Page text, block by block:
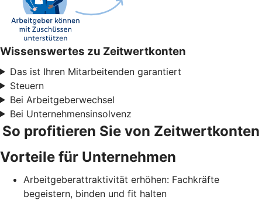
Wissenswertes zu Zeitwertkonten
Das ist Ihren Mitarbeitenden garantiert
Steuern
Bei Arbeitgeberwechsel
Bei Unternehmensinsolvenz
So profitieren Sie von Zeitwertkonten
Vorteile für Unternehmen
Arbeitgeberattraktivität erhöhen: Fachkräfte
begeistern, binden und fit halten